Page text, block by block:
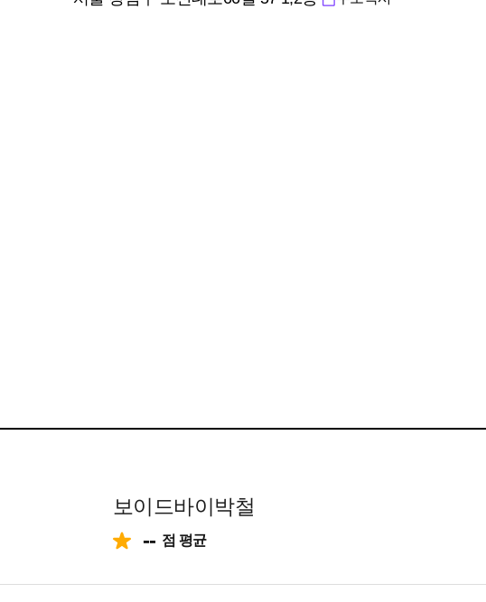
보이드바이박철
-- 점 평균